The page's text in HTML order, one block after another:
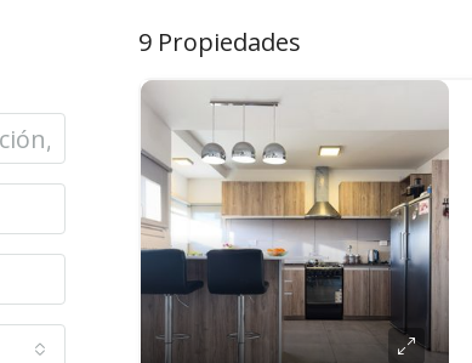
9 Propiedades